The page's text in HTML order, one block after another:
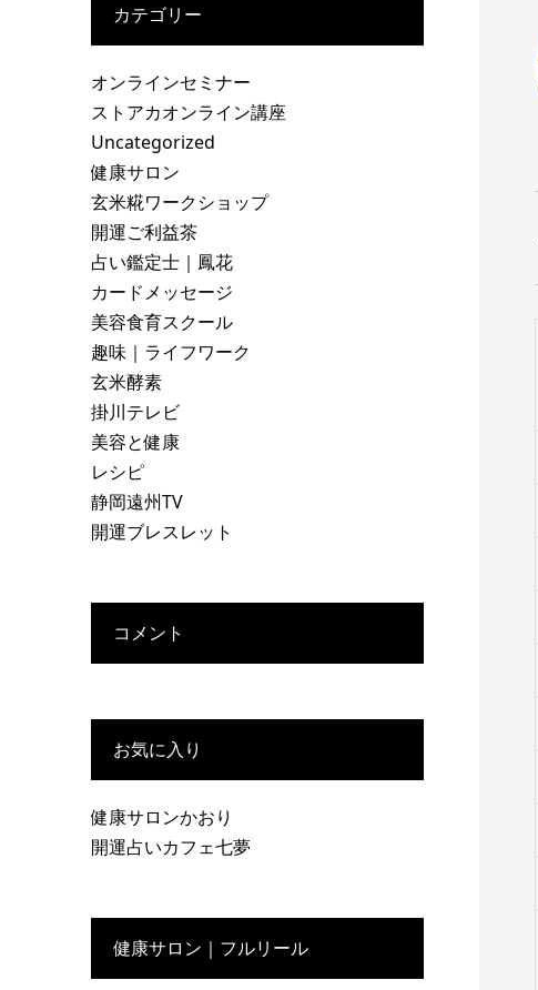
カテゴリー
オンラインセミナー
ストアカオンライン講座
Uncategorized
健康サロン
玄米糀ワークショップ
開運ご利益茶
占い鑑定士｜鳳花
カードメッセージ
美容食育スクール
趣味｜ライフワーク
玄米酵素
掛川テレビ
美容と健康
レシピ
静岡遠州TV
開運ブレスレット
コメント
お気に入り
健康サロンかおり
開運占いカフェ七夢
健康サロン｜フルリール